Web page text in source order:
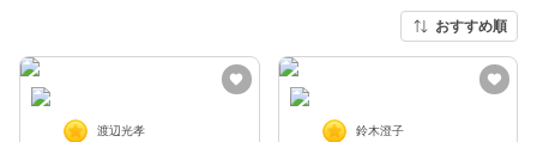
おすすめ順
渡辺光孝 鈴木澄子